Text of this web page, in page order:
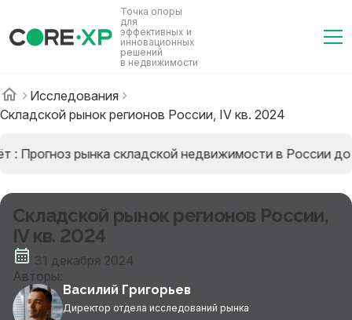
Точка опоры
для
эффективных и
инновационных
решений
в недвижимости
Исследования
Складской рынок регионов России, IV кв. 2024
: Прогноз рынка складской недвижимости в России до
Складской рынок регионов России,
IV кв. 2024
31 декабря 2024
Авторы:
Василий Григорьев
Директор отдела исследований рынка